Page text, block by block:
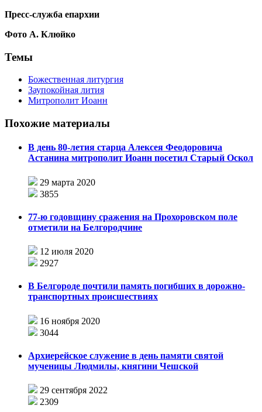
Пресс-служба епархии
Фото А. Клюйко
Темы
Божественная литургия
Заупокойная лития
Митрополит Иоанн
Похожие материалы
В день 80-летия старца Алексея Феодоровича
Астанина митрополит Иоанн посетил Старый Оскол
29 марта 2020
3855
77-ю годовщину сражения на Прохоровском поле
отметили на Белгородчине
12 июля 2020
2927
В Белгороде почтили память погибших в дорожно-
транспортных происшествиях
16 ноября 2020
3044
Архиерейское служение в день памяти святой
мученицы Людмилы, княгини Чешской
29 сентября 2022
2309